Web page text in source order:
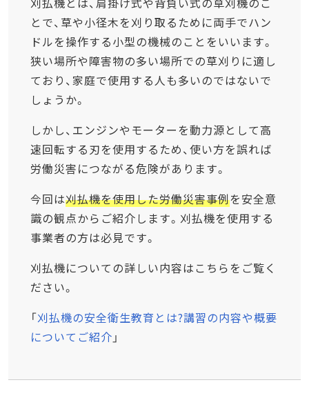
とで、草や小径木を刈り取るために両手でハン
ドルを操作する小型の機械のことをいいます。
狭い場所や障害物の多い場所での草刈りに適し
ており、家庭で使用する人も多いのではないで
しょうか。
しかし、エンジンやモーターを動力源として高
速回転する刃を使用するため、使い方を誤れば
労働災害につながる危険があります。
今回は刈払機を使用した労働災害事例を安全意
識の観点からご紹介します。刈払機を使用する
事業者の方は必見です。
刈払機についての詳しい内容はこちらをご覧く
ださい。
「刈払機の安全衛生教育とは?講習の内容や概要
についてご紹介 」